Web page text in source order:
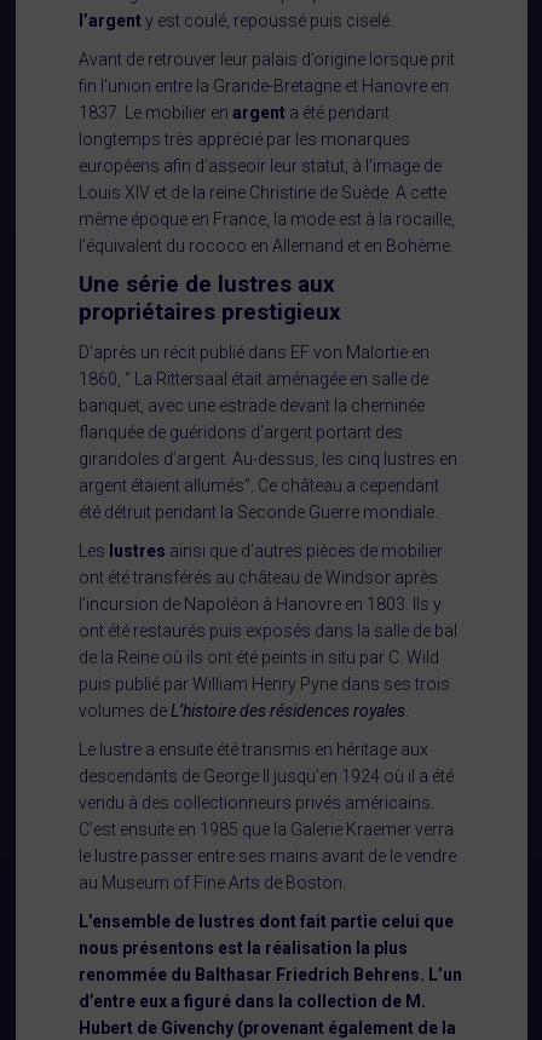
l’argent y est coulé, repoussé puis ciselé.
Avant de retrouver leur palais d’origine lorsque prit
fin l’union entre la Grande-Bretagne et Hanovre en
1837. Le mobilier en argent a été pendant
longtemps très apprécié par les monarques
européens afin d’asseoir leur statut, à l’image de
Louis XIV et de la reine Christine de Suède. A cette
même époque en France, la mode est à la rocaille,
l’équivalent du rococo en Allemand et en Bohème.
Une série de lustres aux
propriétaires prestigieux
D’après un récit publié dans EF von Malortie en
1860, “ La Rittersaal était aménagée en salle de
banquet, avec une estrade devant la cheminée
flanquée de guéridons d’argent portant des
girandoles d’argent. Au-dessus, les cinq lustres en
argent étaient allumés”. Ce château a cependant
été détruit pendant la Seconde Guerre mondiale.
Les lustres ainsi que d’autres pièces de mobilier
ont été transférés au château de Windsor après
l’incursion de Napoléon à Hanovre en 1803. Ils y
ont été restaurés puis exposés dans la salle de bal
de la Reine où ils ont été peints in situ par C. Wild
puis publié par William Henry Pyne dans ses trois
volumes deL’histoire des résidences royales
Le lustre a ensuite été transmis en héritage aux
descendants de George II jusqu’en 1924 où il a été
vendu à des collectionneurs privés américains.
C’est ensuite en 1985 que la Galerie Kraemer verra
le lustre passer entre ses mains avant de le vendre
au Museum of Fine Arts de Boston.
L’ensemble de lustres dont fait partie celui que
nous présentons est la réalisation la plus
renommée du Balthasar Friedrich Behrens. L’un
d’entre eux a figuré dans la collection de M.
Hubert de Givenchy (provenant également de la